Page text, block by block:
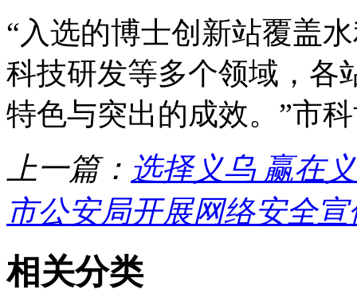
“入选的博士创新站覆盖
科技研发等多个领域，各
特色与突出的成效。”市
上一篇： 选择义乌 赢在
市公安局开展网络安全
相关分类